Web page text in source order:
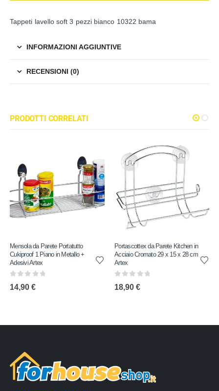
Tappeti lavello soft 3 pezzi bianco 10322 bama
INFORMAZIONI AGGIUNTIVE
RECENSIONI (0)
PRODOTTI CORRELATI
Mensola da Parete Portatutto
Cukiproof 1 Piano in Metallo +
Adesivi Artex
14,90 €
Portascottex da Parete Kitchen in
Acciaio Cromato 29 x 15 x 28 cm
Artex
18,90 €